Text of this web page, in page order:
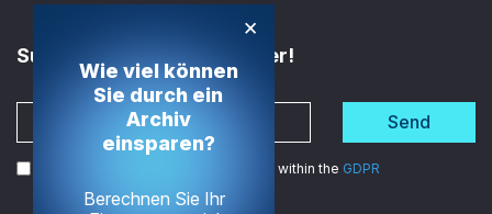
Subscribe to the Newsletter!
Send
I agree to the processing of my data within the GDPR
×
Wie viel können
Sie durch ein
Archiv
einsparen?
Berechnen Sie Ihr